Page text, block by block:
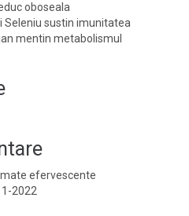
oboseala
Seleniu sustin imunitatea
mentin metabolismul
efervescente
2022